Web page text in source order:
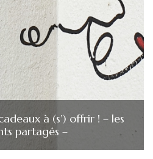
à (s’) offrir ! – les
partagés –